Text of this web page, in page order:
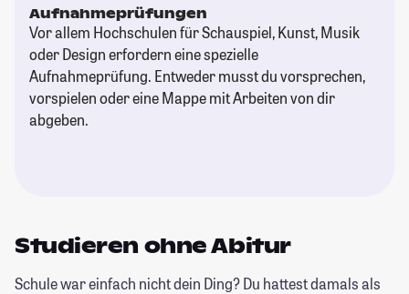
Aufnahmeprüfungen
Vor allem Hochschulen für Schauspiel, Kunst, Musik
oder Design erfordern eine spezielle
Aufnahmeprüfung. Entweder musst du vorsprechen,
vorspielen oder eine Mappe mit Arbeiten von dir
abgeben.
Studieren ohne Abitur
Schule war einfach nicht dein Ding? Du hattest damals als